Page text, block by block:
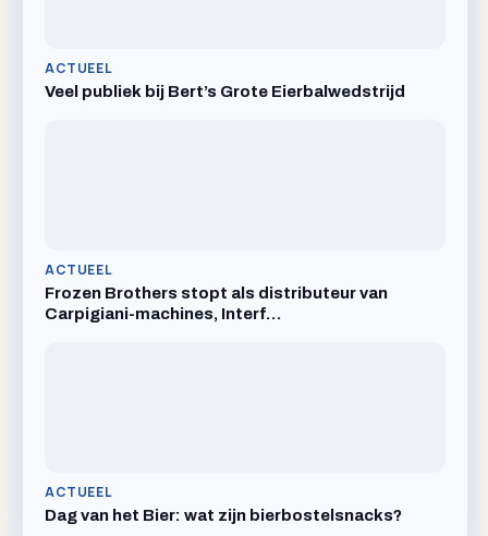
ACTUEEL
Veel publiek bij Bert’s Grote Eierbalwedstrijd
ACTUEEL
Frozen Brothers stopt als distributeur van
Carpigiani-machines, Interf…
ACTUEEL
Dag van het Bier: wat zijn bierbostelsnacks?